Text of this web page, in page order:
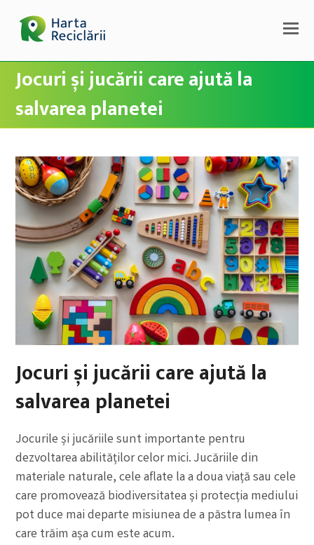
Jocuri și jucării care ajută la
salvarea planetei
Jocuri și jucării care ajută la
salvarea planetei
Jocurile și jucăriile sunt importante pentru
dezvoltarea abilităților celor mici. Jucăriile din
materiale naturale, cele aflate la a doua viață sau cele
care promovează biodiversitatea și protecția mediului
pot duce mai departe misiunea de a păstra lumea în
care trăim așa cum este acum.